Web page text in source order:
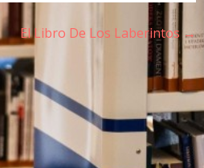
El Libro De Los Laberintos →